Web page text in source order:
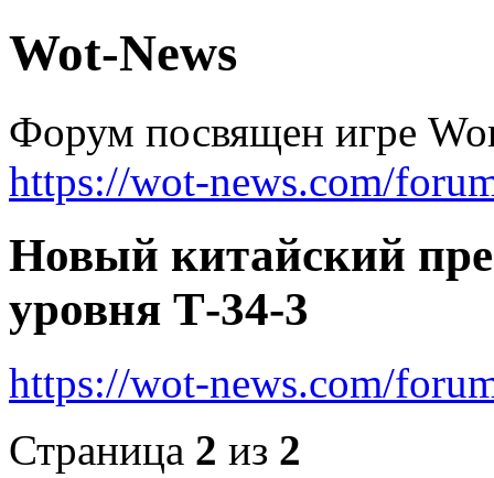
Wot-News
Форум посвящен игре
https://wot-news.com/
Новый китайский
уровня Т-34-3
https://wot-news.com/
Страница 2 из 2